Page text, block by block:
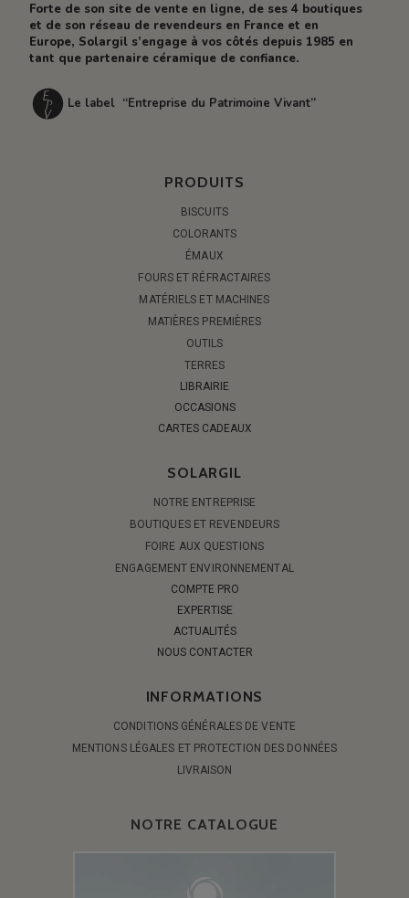
Forte de son site de vente en ligne, de ses 4 boutiques
et de son réseau de revendeurs en France et en
Europe, Solargil s’engage à vos côtés depuis 1985 en
tant que partenaire céramique de confiance.
Le label “Entreprise du Patrimoine Vivant”
PRODUITS
BISCUITS
COLORANTS
ÉMAUX
FOURS ET RÉFRACTAIRES
MATÉRIELS ET MACHINES
MATIÈRES PREMIÈRES
OUTILS
TERRES
LIBRAIRIE
OCCASIONS
CARTES CADEAUX
SOLARGIL
NOTRE ENTREPRISE
BOUTIQUES ET REVENDEURS
FOIRE AUX QUESTIONS
ENGAGEMENT ENVIRONNEMENTAL
COMPTE PRO
EXPERTISE
ACTUALITÉS
NOUS CONTACTER
INFORMATIONS
CONDITIONS GÉNÉRALES DE VENTE
MENTIONS LÉGALES ET PROTECTION DES DONNÉES
LIVRAISON
NOTRE CATALOGUE